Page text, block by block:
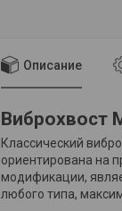
Описание
Виброхвост
Классический
ориентирована на
модификации,
любого типа,